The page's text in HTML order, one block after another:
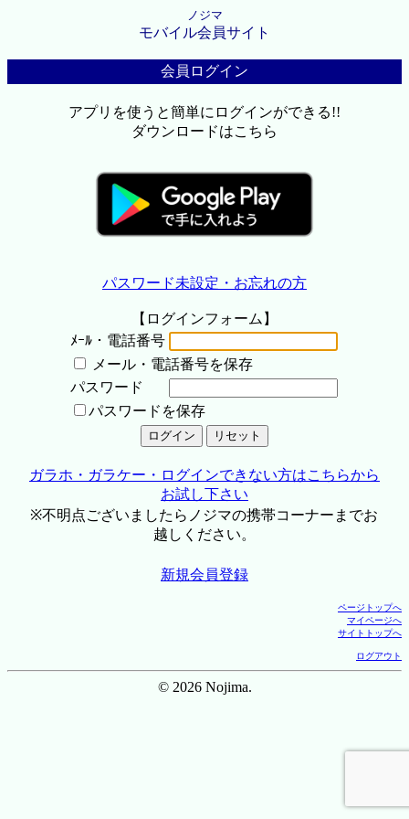
ノジマ
モバイル会員サイト
会員ログイン
アプリを使うと簡単にログインができる!!
ダウンロードはこちら
パスワード未設定・お忘れの方
【ログインフォーム】
ﾒｰﾙ・電話番号
メール・電話番号を保存
パスワード
パスワードを保存
ガラホ・ガラケー・ログインできない方はこちらから
お試し下さい
※不明点ございましたらノジマの携帯コーナーまでお
越しください。
新規会員登録
ページトップへ
マイページへ
サイトトップへ
ログアウト
© 2026 Nojima.